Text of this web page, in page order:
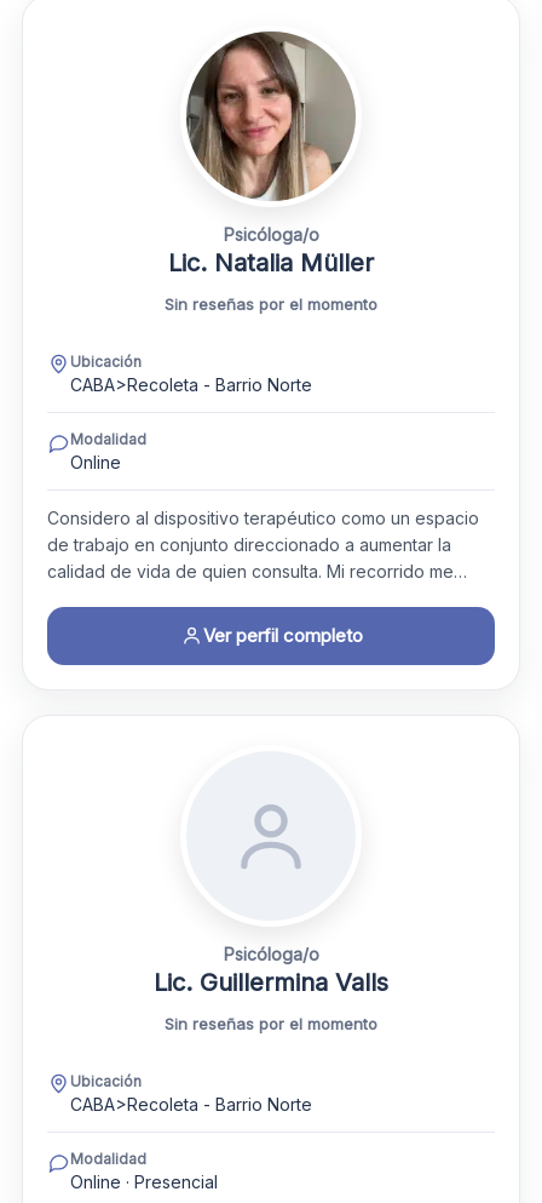
Psicóloga/o
Lic. Natalia Müller
Sin reseñas por el momento
Ubicación
CABA>Recoleta - Barrio Norte
Modalidad
Online
Considero al dispositivo terapéutico como un espacio
de trabajo en conjunto direccionado a aumentar la
calidad de vida de quien consulta. Mi recorrido me…
Ver perfil completo
Psicóloga/o
Lic. Guillermina Valls
Sin reseñas por el momento
Ubicación
CABA>Recoleta - Barrio Norte
Modalidad
Online · Presencial